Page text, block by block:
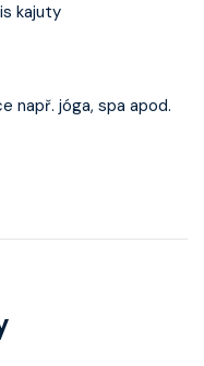
kajuty
např. jóga, spa apod.